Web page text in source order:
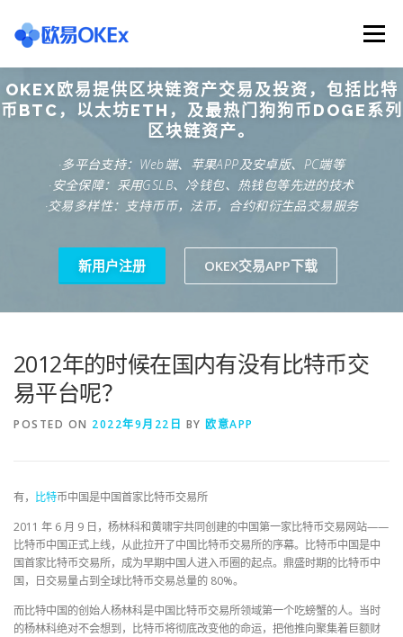
content
Menu
欧意交易所 关于欧意OKX 欧意APP下载
欧意注册网址 欧意交易下载 欧意团队
OKEX欧易提供区块链资产交易及投资，包括比特
币BTC，以太坊ETH，及最热门狗狗币DOGE系列
区块链资产。
·多平台支持：Web端、苹果APP及安卓版、PC端等
·安全保障：采用GSLB、冷钱包、热钱包等先进的技术
·交易多样性：支持币币，法币，合约和衍生品交易服务
新用户注册 OKEX交易APP下载
2012年的时候在国内有没有比特币交
易平台呢？
POSTED ON 2022年9月22日 BY 欧意APP
有， 比特币中国是中国首家比特币交易所
2011 年 6 月 9 日，杨林科和黄啸宇共同创建的中国第一家比特币交易网站——
比特币中国正式上线，从此拉开了中国比特币交易所的序幕。比特币中国是中
国首家比特币交易所，成为早期中国人进入币圈的起点。鼎盛时期的比特币中
国，日交易量占到全球比特币交易总量的 80%。
而比特中国的创始人杨林科是中国比特币交易所领域第一个吃螃蟹的人。当时
的杨林科绝对不会想到，比特币将彻底改变他的命运，把他推向聚集着巨额财